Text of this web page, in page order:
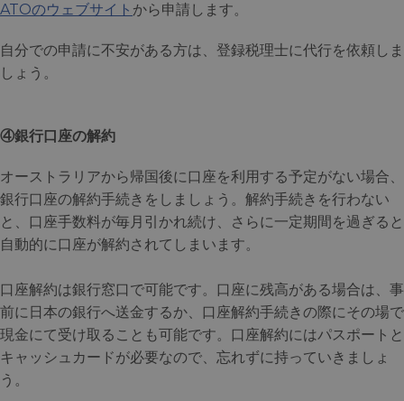
ATOのウェブサイト から申請します。
自分での申請に不安がある方は、登録税理士に代行を依頼しま
しょう。
④銀行口座の解約
オーストラリアから帰国後に口座を利用する予定がない場合、
銀行口座の解約手続きをしましょう。解約手続きを行わない
と、口座手数料が毎月引かれ続け、さらに一定期間を過ぎると
自動的に口座が解約されてしまいます。
口座解約は銀行窓口で可能です。口座に残高がある場合は、事
前に日本の銀行へ送金するか、口座解約手続きの際にその場で
現金にて受け取ることも可能です。口座解約にはパスポートと
キャッシュカードが必要なので、忘れずに持っていきましょ
う。